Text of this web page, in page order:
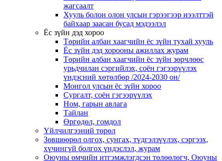
жагсаалт
Хууль болон олон улсын гэрээгээр нээлттэй
байхаар заасан бусад мэдээлэл
Ёс зүйн дэд хороо
Төрийн албан хаагчийн ёс зүйн тухай хууль
Ёс зүйн дэд хорооны ажиллах журам
Төрийн албан хаагчийн ёс зүйн зөрчлөөс
урьдчилан сэргийлэх, соён гэгээрүүлэх
үндэсний хөтөлбөр /2024-2030 он/
Монгол улсын ёс зүйн хороо
Cургалт, cоён гэгээрүүлэх
Ном, гарын авлага
Тайлан
Өргөдөл, гомдол
Үйлчилгээний төрөл
Зөвшөөрөл олгох, сунгах, түдгэлзүүлэх, сэргээх,
хүчингүй болгох үндэслэл, журам
Оюуны өмчийн итгэмжлэгдсэн төлөөлөгч, Оюуны